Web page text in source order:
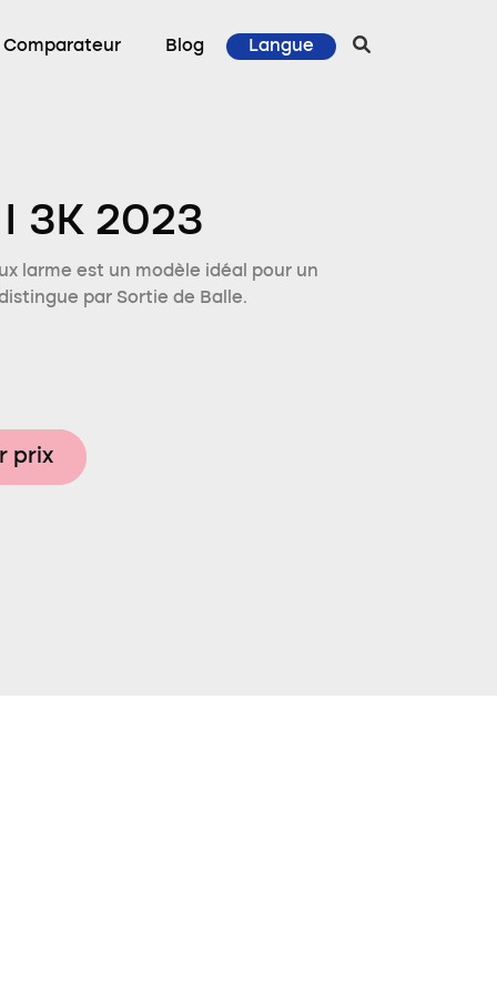
Comparateur Blog Langue
3K 2023
larme est un modèle idéal pour un
par Sortie de Balle.
prix